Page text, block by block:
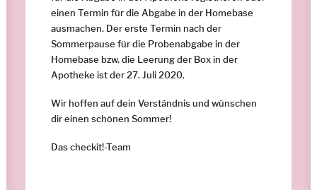
einen Termin für die Abgabe in der Homebase
ausmachen. Der erste Termin nach der
Sommerpause für die Probenabgabe in der
Homebase bzw. die Leerung der Box in der
Apotheke ist der 27. Juli 2020.
Wir hoffen auf dein Verständnis und wünschen
dir einen schönen Sommer!
Das checkit!-Team